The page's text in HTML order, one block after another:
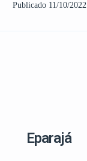
Publicado 11/10/2022
Eparajá